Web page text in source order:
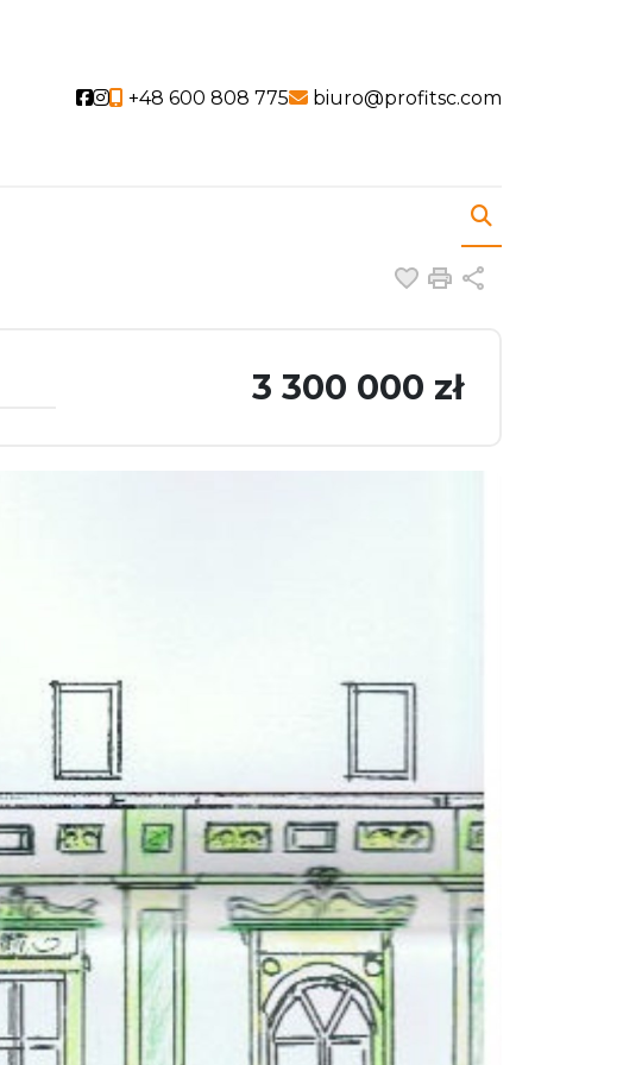
Social link
Social link
+48 600 808 775 biuro@profitsc.com
Dodaj do
Drukuj
3 300 000 zł